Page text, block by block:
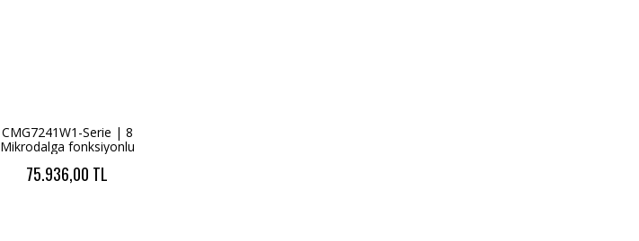
CMG7241W1-Serie | 8
Mikrodalga fonksiyonlu
60 x 45 cm Beyaz-
homeconnect
75.936,00 TL